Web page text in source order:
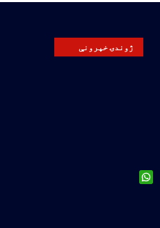
ژوندۍ خپرونې